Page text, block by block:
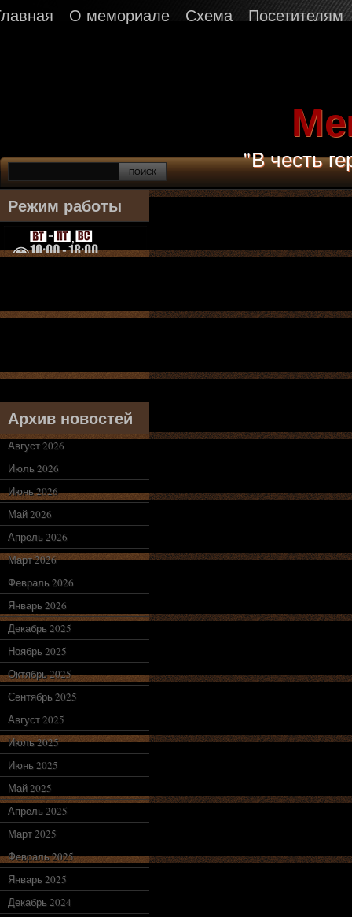
О мемориале Схема Посетителям
"В честь
Режим работы
Архив новостей
Август 2026
Июль 2026
Июнь 2026
Май 2026
Апрель 2026
Март 2026
Февраль 2026
Январь 2026
Декабрь 2025
Ноябрь 2025
Октябрь 2025
Сентябрь 2025
Август 2025
Июль 2025
Июнь 2025
Май 2025
Апрель 2025
Март 2025
Февраль 2025
Январь 2025
Декабрь 2024